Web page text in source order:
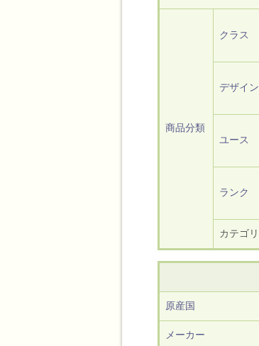
商品分類
クラス
デザイン
ユース
ランク
カテゴリ
原産国
メーカー